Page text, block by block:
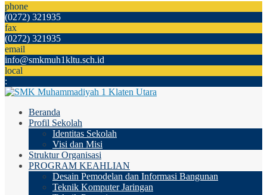
phone
(0272) 321935
fax
(0272) 321935
email
info@smkmuh1kltu.sch.id
local
:
Beranda
Profil Sekolah
Identitas Sekolah
Visi dan Misi
Struktur Organisasi
PROGRAM KEAHLIAN
Desain Pemodelan dan Informasi Bangunan
Teknik Komputer Jaringan